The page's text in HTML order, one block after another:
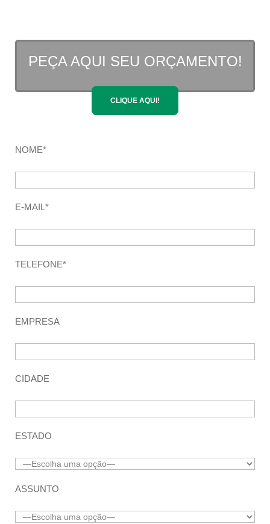
PEÇA AQUI SEU ORÇAMENTO!
CLIQUE AQUI!
NOME*
E-MAIL*
TELEFONE*
EMPRESA
CIDADE
ESTADO
ASSUNTO